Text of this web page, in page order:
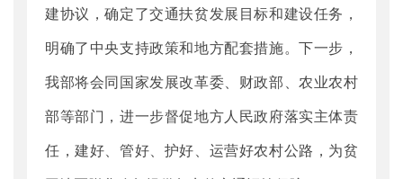
建协议，确定了交通扶贫发展目标和建设任务，
明确了中央支持政策和地方配套措施。下一步，
我部将会同国家发展改革委、财政部、农业农村
部等部门，进一步督促地方人民政府落实主体责
任，建好、管好、护好、运营好农村公路，为贫